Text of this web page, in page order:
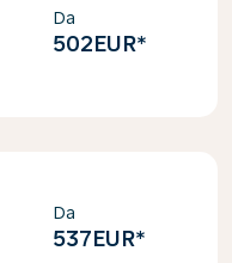
Da
502EUR*
Da
537EUR*